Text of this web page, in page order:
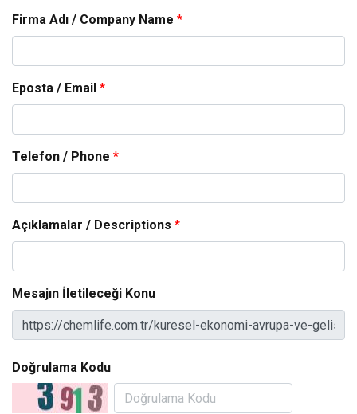
Firma Adı / Company Name *
Eposta / Email *
Telefon / Phone *
Açıklamalar / Descriptions *
Mesajın İletileceği Konu
Doğrulama Kodu